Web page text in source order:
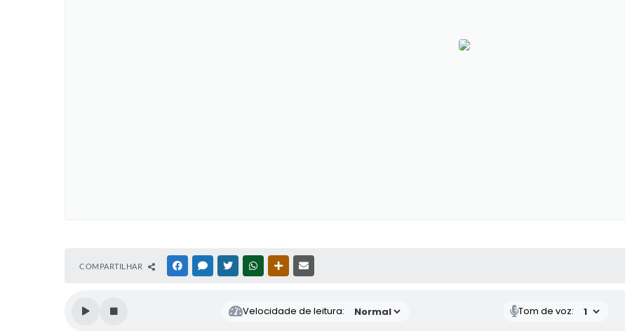
COMPARTILHAR FACEBOOKMESSENGER
TWITTERWHATSAPPOUTRAS MÍDIAS
Velocidade de leitura: Tom de voz: